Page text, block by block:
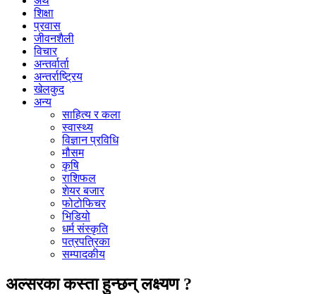
शिक्षा
प्रवास
जीवनशैली
विचार
अन्तर्वार्ता
अन्तर्राष्ट्रिय
खेलकुद
अन्य
साहित्य र कला
स्वास्थ्य
विज्ञान प्रविधि
मौसम
कृषि
राशिफल
शेयर बजार
फोटोफिचर
भिडियो
धर्म संस्कृति
पत्रपत्रिका
सम्पादकीय
अल्सरका कस्ता हुन्छन् लक्ष्यण ?